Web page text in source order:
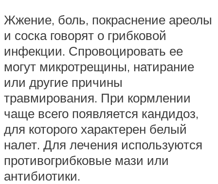
Жжение, боль, покраснение ареолы
и соска говорят о грибковой
инфекции. Спровоцировать ее
могут микротрещины, натирание
или другие причины
травмирования. При кормлении
чаще всего появляется кандидоз,
для которого характерен белый
налет. Для лечения используются
противогрибковые мази или
антибиотики.